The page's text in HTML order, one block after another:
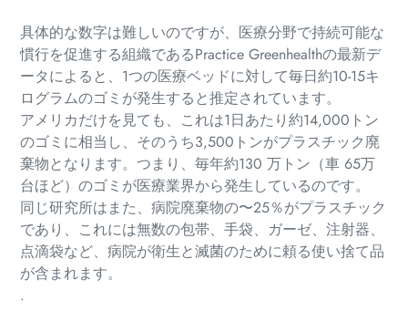
具体的な数字は難しいのですが、医療分野で持続可能な
慣行を促進する組織であるPractice Greenhealthの最新デ
ータによると、1つの医療ベッドに対して毎日約10-15キ
ログラムのゴミが発生すると推定されています。
アメリカだけを見ても、これは1日あたり約14,000トン
のゴミに相当し、そのうち3,500トンがプラスチック廃
棄物となります。つまり、毎年約130 万トン（車 65万
台ほど）のゴミが医療業界から発生しているのです。
同じ研究所はまた、病院廃棄物の〜25％がプラスチック
であり、これには無数の包帯、手袋、ガーゼ、注射器、
点滴袋など、病院が衛生と滅菌のために頼る使い捨て品
が含まれます。
.